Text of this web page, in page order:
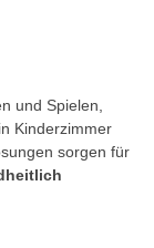
und Spielen,
Kinderzimmer
sorgen für